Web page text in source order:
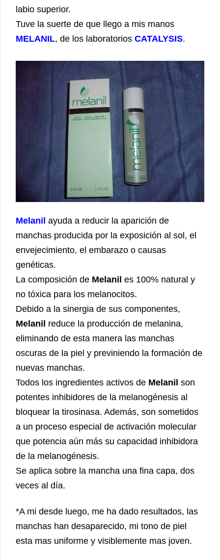
labio superior.
Tuve la suerte de que llego a mis manos
MELANIL, de los laboratorios CATALYSIS.
Melanil ayuda a reducir la aparición de
manchas producida por la exposición al sol, el
envejecimiento, el embarazo o causas
genéticas.
La composición de Melanil es 100% natural y
no tóxica para los melanocitos.
Debido a la sinergia de sus componentes,
Melanil reduce la producción de melanina,
eliminando de esta manera las manchas
oscuras de la piel y previniendo la formación de
nuevas manchas.
Todos los ingredientes activos de Melanil son
potentes inhibidores de la melanogénesis al
bloquear la tirosinasa. Además, son sometidos
a un proceso especial de activación molecular
que potencia aún más su capacidad inhibidora
de la melanogénesis.
Se aplica sobre la mancha una fina capa, dos
veces al día.
*A mi desde luego, me ha dado resultados, las
manchas han desaparecido, mi tono de piel
esta mas uniforme y visiblemente mas joven.